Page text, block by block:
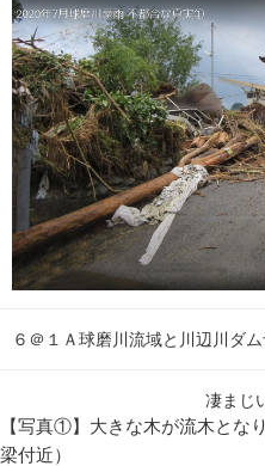
６＠１Ａ球磨川流域と川辺川ダ
凄まじ
【写真①】大きな木が流木とな
梁付近）